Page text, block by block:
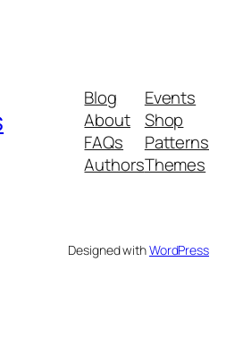
Blog
About
FAQs
Authors
Events
Shop
Patterns
Themes
Designed withWordPress